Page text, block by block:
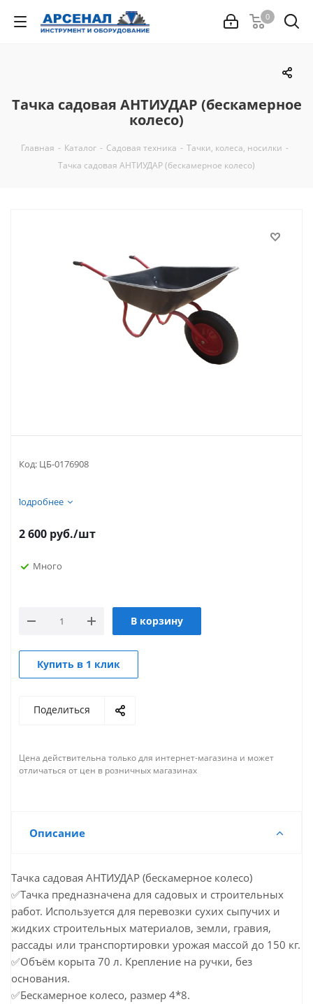
0
Тачка садовая АНТИУДАР (бескамерное
колесо)
Главная - Каталог - Садовая техника - Тачки, колеса, носилки -
Тачка садовая АНТИУДАР (бескамерное колесо)
Код: ЦБ-0176908
Подробнее
2 600 руб./шт
Много
В корзину
Купить в 1 клик
Поделиться
Цена действительна только для интернет-магазина и может
отличаться от цен в розничных магазинах
Описание
Тачка садовая АНТИУДАР (бескамерное колесо)
✅Тачка предназначена для садовых и строительных
работ. Используется для перевозки сухих сыпучих и
жидких строительных материалов, земли, гравия,
рассады или транспортировки урожая массой до 150 кг.
✅Объём корыта 70 л. Крепление на ручки, без
основания.
✅Бескамерное колесо, размер 4*8.